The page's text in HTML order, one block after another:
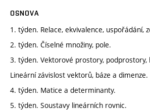
OSNOVA
1. týden. Relace, ekvivalence, uspořádání,
2. týden. Číselné množiny, pole.
3. týden. Vektorové prostory,
Lineární závislost vektorů, báze a dimenze.
4. týden. Matice a determinanty.
5. týden. Soustavy lineárních rovnic.